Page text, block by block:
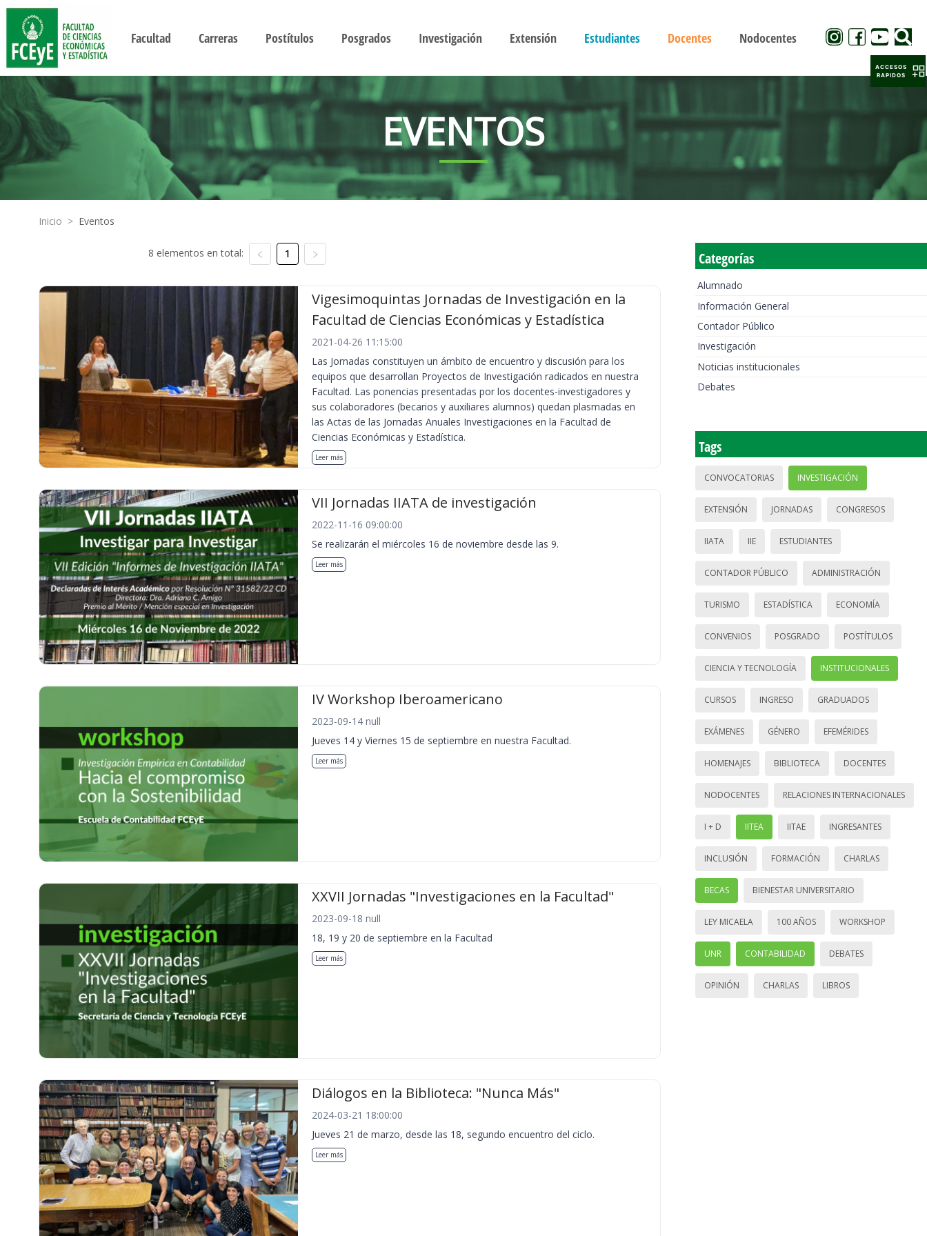
Facultad Carreras Postítulos Posgrados Investigación Extensión Estudiantes Docentes Nodocentes
EVENTOS
Inicio > Eventos
8 elementos en total: 1
Vigesimoquintas Jornadas de Investigación en la
Facultad de Ciencias Económicas y Estadística
2021-04-26 11:15:00
Las Jornadas constituyen un ámbito de encuentro y discusión para los
equipos que desarrollan Proyectos de Investigación radicados en nuestra
Facultad. Las ponencias presentadas por los docentes-investigadores y
sus colaboradores (becarios y auxiliares alumnos) quedan plasmadas en
las Actas de las Jornadas Anuales Investigaciones en la Facultad de
Ciencias Económicas y Estadística.
Leer más
VII Jornadas IIATA de investigación
2022-11-16 09:00:00
Se realizarán el miércoles 16 de noviembre desde las 9.
Leer más
IV Workshop Iberoamericano
2023-09-14 null
Jueves 14 y Viernes 15 de septiembre en nuestra Facultad.
Leer más
XXVII Jornadas "Investigaciones en la Facultad"
2023-09-18 null
18, 19 y 20 de septiembre en la Facultad
Leer más
Diálogos en la Biblioteca: "Nunca Más"
2024-03-21 18:00:00
Jueves 21 de marzo, desde las 18, segundo encuentro del ciclo.
Leer más
Categorías
Alumnado
Información General
Contador Público
Investigación
Noticias institucionales
Debates
Tags
CONVOCATORIAS INVESTIGACIÓN
EXTENSIÓN JORNADAS CONGRESOS
IIATA IIE ESTUDIANTES
CONTADOR PÚBLICO ADMINISTRACIÓN
TURISMO ESTADÍSTICA ECONOMÍA
CONVENIOS POSGRADO POSTÍTULOS
CIENCIA Y TECNOLOGÍA INSTITUCIONALES
CURSOS INGRESO GRADUADOS
EXÁMENES GÉNERO EFEMÉRIDES
HOMENAJES BIBLIOTECA DOCENTES
NODOCENTES RELACIONES INTERNACIONALES
I + D IITEA IITAE INGRESANTES
INCLUSIÓN FORMACIÓN CHARLAS
BECAS BIENESTAR UNIVERSITARIO
LEY MICAELA 100 AÑOS WORKSHOP
UNR CONTABILIDAD DEBATES
OPINIÓN CHARLAS LIBROS
ACCESOS
RAPIDOS